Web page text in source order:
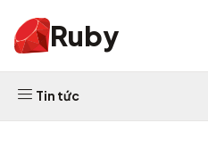
Ruby
Tin tức